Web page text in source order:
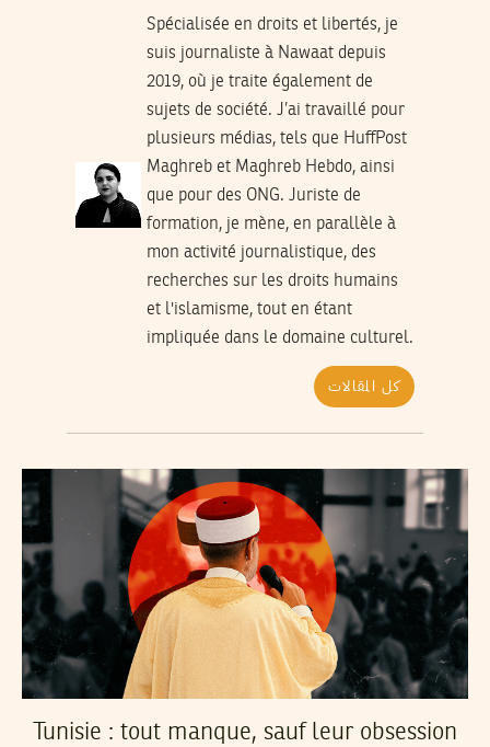
Spécialisée en droits et libertés, je
suis journaliste à Nawaat depuis
2019, où je traite également de
sujets de société. J’ai travaillé pour
plusieurs médias, tels que HuffPost
Maghreb et Maghreb Hebdo, ainsi
que pour des ONG. Juriste de
formation, je mène, en parallèle à
mon activité journalistique, des
recherches sur les droits humains
et l'islamisme, tout en étant
impliquée dans le domaine culturel.
كل المقالات
Tunisie : tout manque, sauf leur obsession